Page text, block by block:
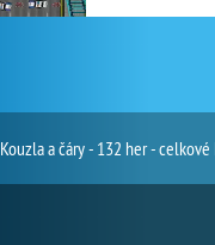
Kouzla a čáry - 132 her -